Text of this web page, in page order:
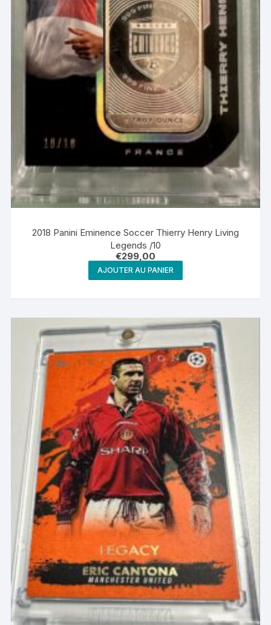
2018 Panini Eminence Soccer Thierry Henry Living
Legends /10
€299,00
AJOUTER AU PANIER